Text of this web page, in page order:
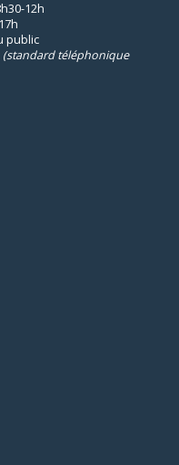
12h
public
(standard téléphonique